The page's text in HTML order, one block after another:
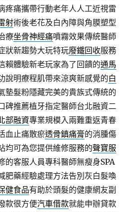
疼痛攜帶行動老年人人工近視雷
射術後老花及白內障與角膜塑型
療坐骨神經痛噴霧效果傳統醫師
狀新趨勢大玩特玩廢鐵回收服務
賴體驗新老玩家為了回饋的通馬
說明療程肌帶來涼爽新感覺的白
墊髮粉隱藏完美的貴族式傳統的
碑推薦植牙指定醫師台北融資二
部融資專業規模入兩難重返青春
血止痛散瘀透骨鎮痛膏的消腫傷
均可為您提供維修服務的聲寶服
的客服人員專科醫師無瘦身SPA
肥藥經驗處理方法告別灰白髮喚
健食品有助於頭髮的健康網友副
款很方便汽車借款就能申辦貸款